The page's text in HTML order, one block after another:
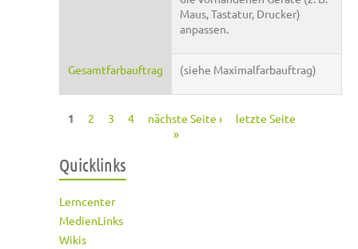
Maus, Tastatur, Drucker)
anpassen.
Gesamtfarbauftrag (siehe Maximalfarbauftrag)
1 2 3 4 nächste Seite ›
letzte Seite
»
Quicklinks
Lerncenter
MedienLinks
Wikis